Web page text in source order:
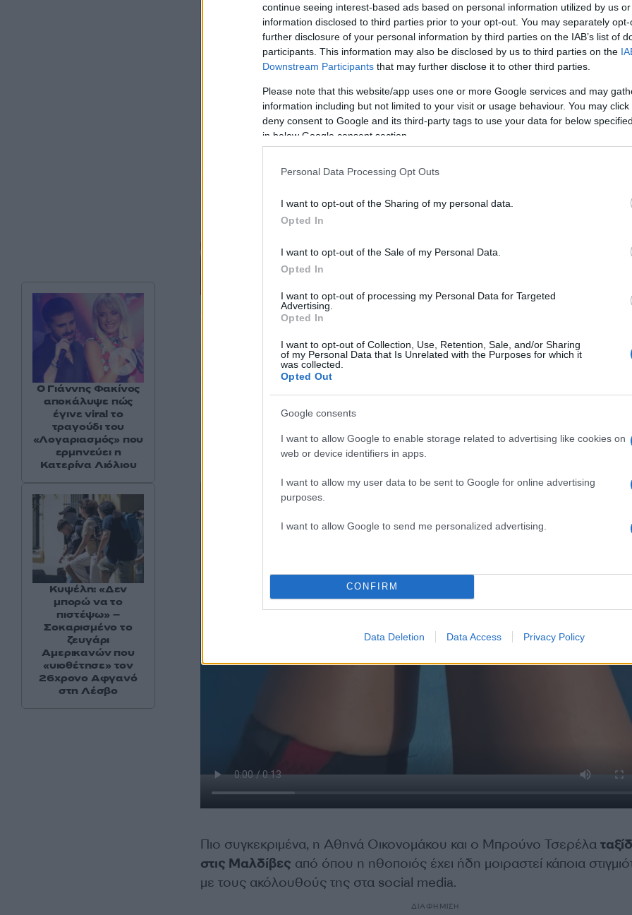
continue seeing interest-based ads based on personal information utilized by us
information disclosed to third parties prior to your opt-out. You may separately
further disclosure of your personal information by third parties on the IAB’s list of
participants. This information may also be disclosed by us to third parties on the
Downstream Participants that may further disclose it to other third parties.
Please note that this website/app uses one or more Google services and may
information including but not limited to your visit or usage behaviour. You may
deny consent to Google and its third-party tags to use your data for below
in below Google consent section.
Personal Data Processing Opt Outs
I want to opt-out of the Sharing of my personal data.
Opted In
I want to opt-out of the Sale of my Personal Data.
Opted In
I want to opt-out of processing my Personal Data for Targeted
Advertising.
Opted In
I want to opt-out of Collection, Use, Retention, Sale, and/or Sharing
of my Personal Data that Is Unrelated with the Purposes for which it
was collected.
Opted Out
Google consents
I want to allow Google to enable storage related to advertising like cookies on
web or device identifiers in apps.
I want to allow my user data to be sent to Google for online advertising
purposes.
I want to allow Google to send me personalized advertising.
CONFIRM
Data Deletion Data Access Privacy Policy
Πιο συγκεκριμένα, η Αθηνά Οικονομάκου και ο Μπρούνο Τσερέλα
στις Μαλδίβες από όπου η ηθοποιός έχει ήδη μοιραστεί κάποια
με τους ακόλουθούς της στα social media.
ΔΙΑΦΗΜΙΣΗ
Ο Γιάννης Φακίνος
αποκάλυψε πώς
έγινε viral το
τραγούδι του
«Λογαριασμός» που
ερμηνεύει η
Κατερίνα Λιόλιου
Κυψέλη: «Δεν
μπορώ να το
πιστέψω» –
Σοκαρισμένο το
ζευγάρι
Αμερικανών που
«υιοθέτησε» τον
26χρονο Αφγανό
στη Λέσβο